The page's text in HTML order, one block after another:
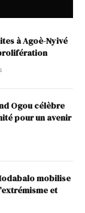
à Agoè-Nyivé
Ogou célèbre
pour un avenir
mobilise
et